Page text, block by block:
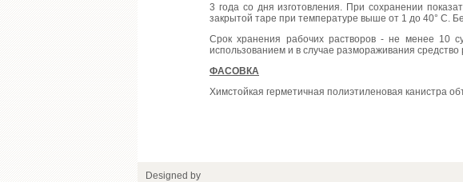
3 года со дня изготовления. При сохранении
закрытой таре при температуре выше от 1 до 40° С.
Срок хранения рабочих растворов - не менее 10
использованием и в случае размораживания
ФАСОВКА
Химстойкая герметичная полиэтиленовая канистра
Designed by